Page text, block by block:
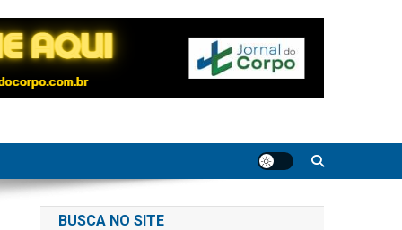
BUSCA NO SITE